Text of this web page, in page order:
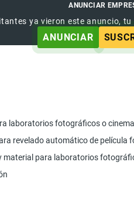
ANUNCIAR
ya vieron este anuncio,
ANUNCIAR
laboratorios fotográficos o
revelado automático de
material para laboratorios